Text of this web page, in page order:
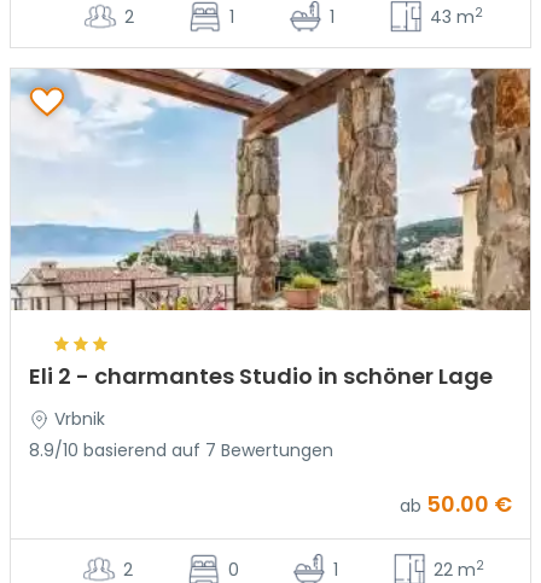
2 1 1 43 m2
Eli 2 - charmantes Studio in schöner Lage
Vrbnik
8.9/10 basierend auf 7 Bewertungen
ab 50.00 €
2 0 1 22 m2